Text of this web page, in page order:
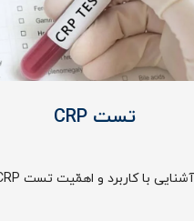
تست CRP
آشنایی با کاربرد و اهمّیت تست CRP